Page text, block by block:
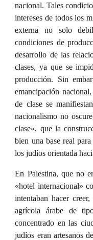
nacional. Tales
intereses de todos los
externa no solo
condiciones de
desarrollo de las
clases, ya que se
producción. Sin
emancipación
de clase se
nacionalismo no
clase», que la
bien una base real
los judíos orientada
En Palestina, que no
«hotel internacional»
intentaban hacer
agrícola árabe de
concentrado en las
judíos eran artesanos